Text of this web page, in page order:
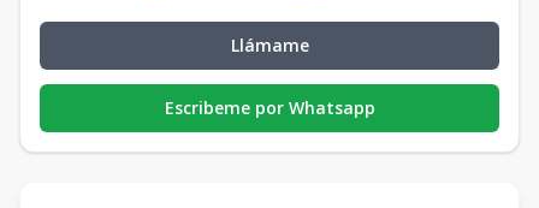
Llámame
Escribeme por Whatsapp